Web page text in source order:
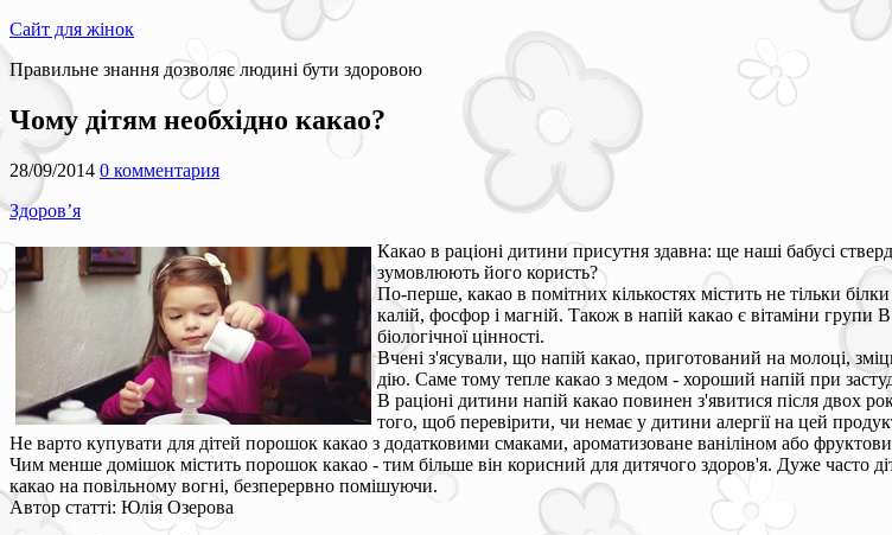
Сайт для жінок
Правильне знання дозволяє людині бути здоровою
Чому дітям необхідно какао?
28/09/2014 0 комментария
Здоров’я
Какао в раціоні дитини присутня здавна: ще наші бабусі
зумовлюють його користь?
По-перше, какао в помітних кількостях містить не тільки
калій, фосфор і магній. Також в напій какао є вітаміни групи
біологічної цінності.
Вчені з'ясували, що напій какао, приготований на молоці,
дію. Саме тому тепле какао з медом - хороший напій при
В раціоні дитини напій какао повинен з'явитися після двох
того, щоб перевірити, чи немає у дитини алергії на цей
Не варто купувати для дітей порошок какао з додатковими смаками, ароматизоване ваніліном або
Чим менше домішок містить порошок какао - тим більше він корисний для дитячого здоров'я. Дуже часто
какао на повільному вогні, безперервно помішуючи.
Автор статті: Юлія Озерова